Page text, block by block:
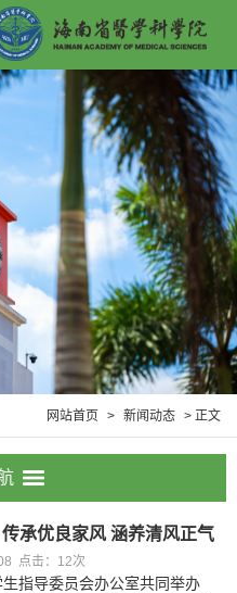
网站首页 > 新闻动态 > 正文
承优良家风 涵养清风正气
点击： 12次
指导委员会办公室共同举办